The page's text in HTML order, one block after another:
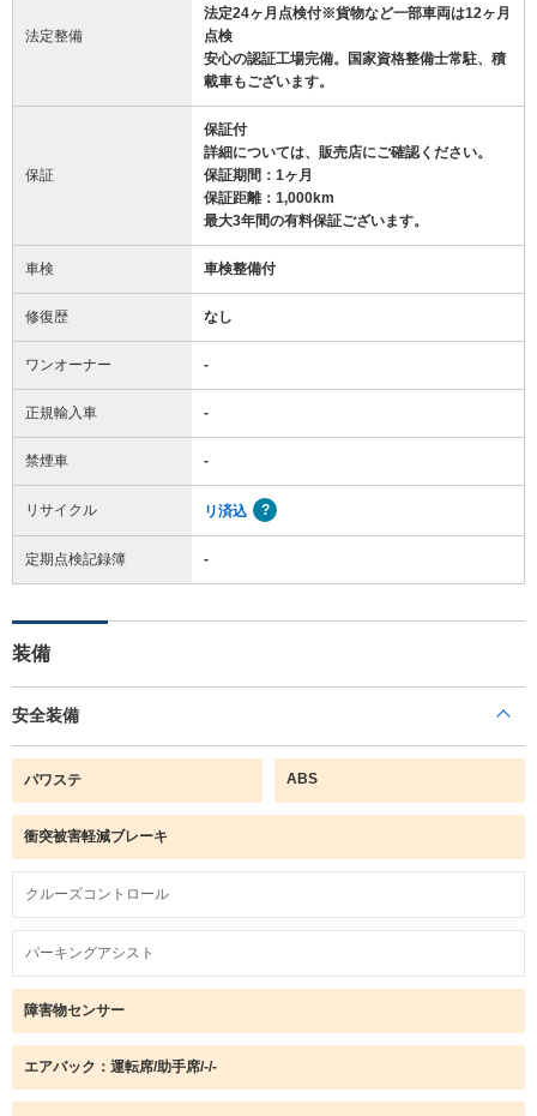
法定整備
法定24ヶ月点検付※貨物など一部車両は12ヶ月
点検
安心の認証工場完備。国家資格整備士常駐、積
載車もございます。
保証
保証付
詳細については、販売店にご確認ください。
保証期間：1ヶ月
保証距離：1,000km
最大3年間の有料保証ございます。
車検 車検整備付
修復歴 なし
ワンオーナー -
正規輸入車 -
禁煙車 -
リサイクル リ済込
定期点検記録簿 -
装備
安全装備
パワステ ABS
衝突被害軽減ブレーキ
クルーズコントロール
パーキングアシスト
障害物センサー
エアバック：運転席/助手席/-/-